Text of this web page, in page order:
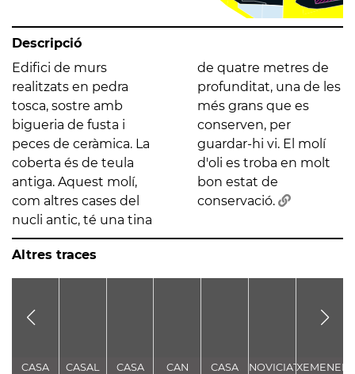
Descripció
Edifici de murs
realitzats en pedra
tosca, sostre amb
bigueria de fusta i
peces de ceràmica. La
coberta és de teula
antiga. Aquest molí,
com altres cases del
nucli antic, té una tina
de quatre metres de
profunditat, una de les
més grans que es
conserven, per
guardar-hi vi. El molí
d'oli es troba en molt
bon estat de
conservació.
Altres traces
CASA
CASAL
CASA
CAN
CASA
NOVICIATXEMENEIA